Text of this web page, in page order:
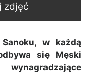
zdjęć
Sanoku, w każdą
się Męski